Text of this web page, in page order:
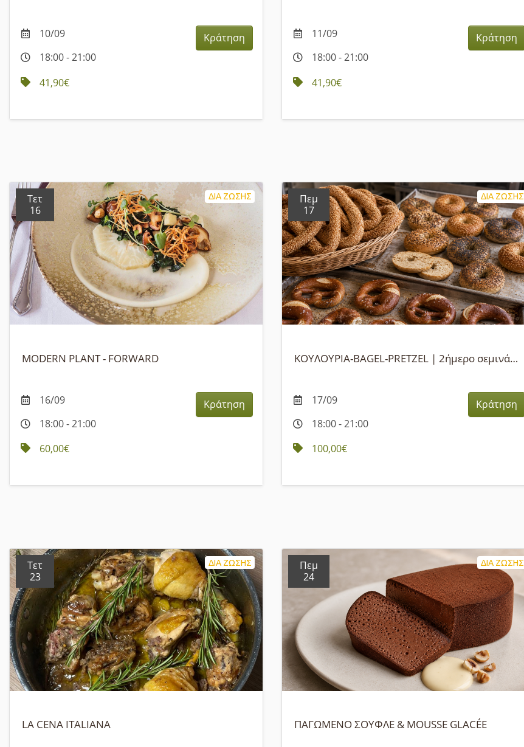
Κράτηση
10/09
18:00 - 21:00
41,90€
Κράτηση
11/09
18:00 - 21:00
41,90€
ΔΙΑ ΖΩΣΗΣ
MODERN PLANT - FORWARD
Τετ
16
Κράτηση
16/09
18:00 - 21:00
60,00€
ΔΙΑ ΖΩΣΗΣ
ΚΟΥΛΟΥΡΙΑ-BAGEL-PRETZEL | 2ήμερο σεμινάριο
Πεμ
17
Κράτηση
17/09
18:00 - 21:00
100,00€
ΔΙΑ ΖΩΣΗΣ
LA CENA ITALIANA
Τετ
23
ΔΙΑ ΖΩΣΗΣ
ΠΑΓΩΜΕΝΟ ΣΟΥΦΛΕ & MOUSSE GLACÉE
Πεμ
24